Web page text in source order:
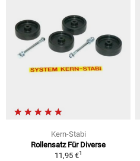
Kern-Stabi
Rollensatz Für Diverse
11,95 €1